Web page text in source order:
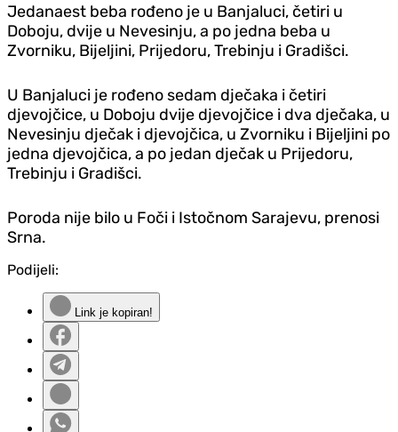
Jedanaest beba rođeno je u Banjaluci, četiri u
Doboju, dvije u Nevesinju, a po jedna beba u
Zvorniku, Bijeljini, Prijedoru, Trebinju i Gradišci.
U Banjaluci je rođeno sedam dječaka i četiri
djevojčice, u Doboju dvije djevojčice i dva dječaka, u
Nevesinju dječak i djevojčica, u Zvorniku i Bijeljini po
jedna djevojčica, a po jedan dječak u Prijedoru,
Trebinju i Gradišci.
Poroda nije bilo u Foči i Istočnom Sarajevu, prenosi
Srna.
Podijeli:
Link je kopiran!